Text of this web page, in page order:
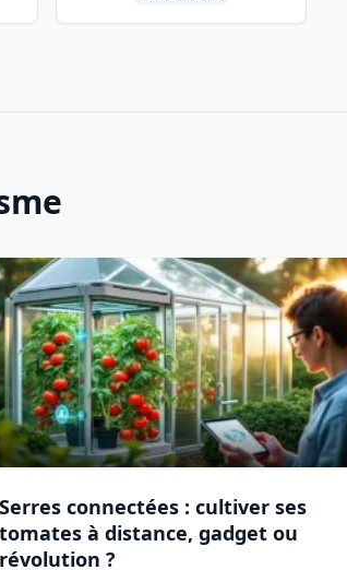
Serres connectées : cultiver ses
tomates à distance, gadget ou
révolution ?